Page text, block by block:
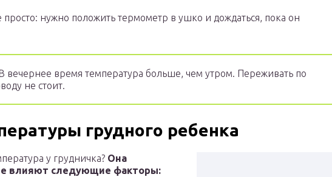
просто: нужно положить термометр в ушко и дождаться, пока он
вечернее время температура больше, чем утром. Переживать по
не стоит.
грудного ребенка
у грудничка? Она
влияют следующие факторы: